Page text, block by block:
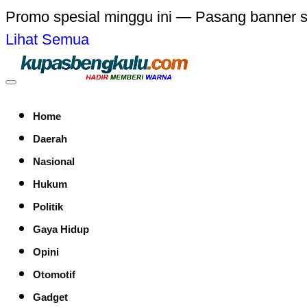
Promo spesial minggu ini — Pasang banner
Lihat Semua
Home
Daerah
Nasional
Hukum
Politik
Gaya Hidup
Opini
Otomotif
Gadget